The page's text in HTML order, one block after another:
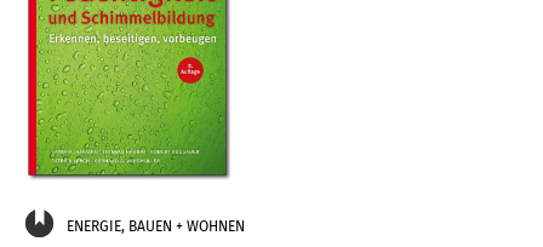
ENERGIE, BAUEN + WOHNEN